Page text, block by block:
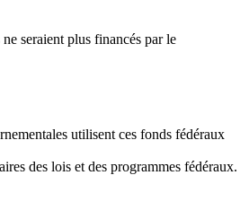
seraient plus financés par le
utilisent ces fonds fédéraux
des lois et des programmes fédéraux.